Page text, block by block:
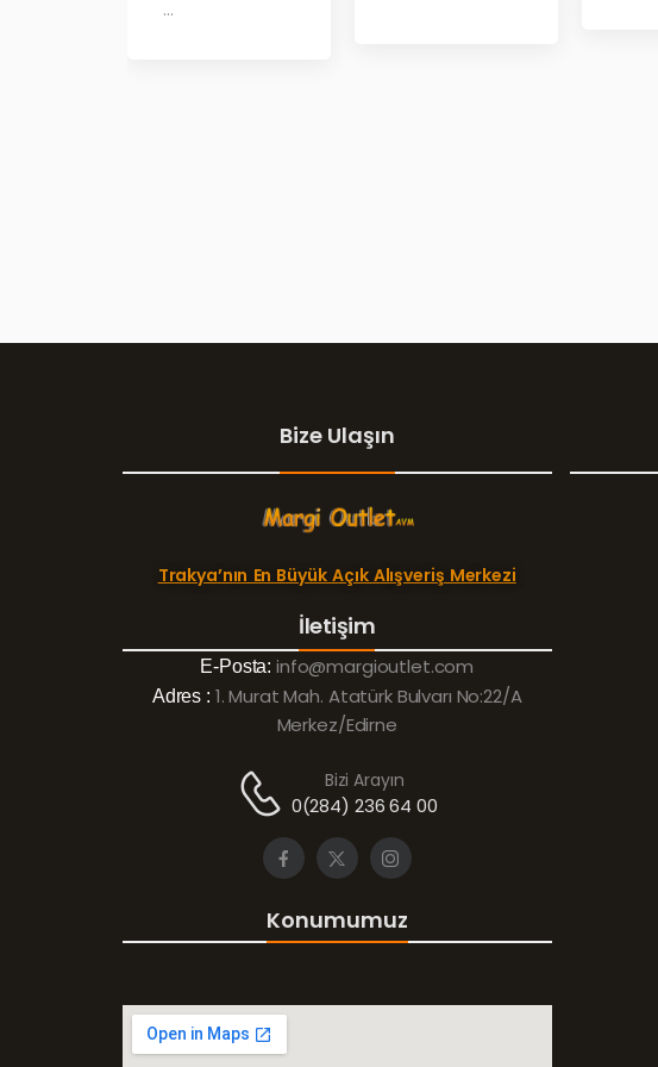
...
Bize Ulaşın
Trakya’nın En Büyük Açık Alışveriş Merkezi
İletişim
E-Posta: info@margioutlet.com
Adres : 1. Murat Mah. Atatürk Bulvarı No:22/A
Merkez/Edirne
Bizi Arayın
0(284) 236 64 00
Konumumuz